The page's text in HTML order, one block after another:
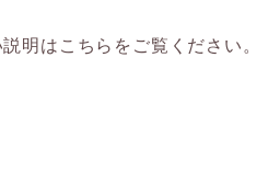
明はこちらをご覧ください。